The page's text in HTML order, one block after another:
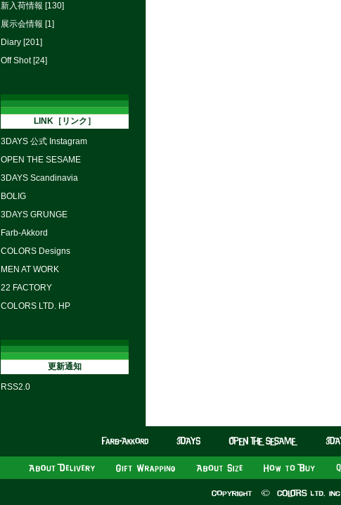
新入荷情報 [130]
展示会情報 [1]
Diary [201]
Off Shot [24]
LINK［リンク］
3DAYS 公式 Instagram
OPEN THE SESAME
3DAYS Scandinavia
BOLIG
3DAYS GRUNGE
Farb-Akkord
COLORS Designs
MEN AT WORK
22 FACTORY
COLORS LTD. HP
更新通知
RSS2.0